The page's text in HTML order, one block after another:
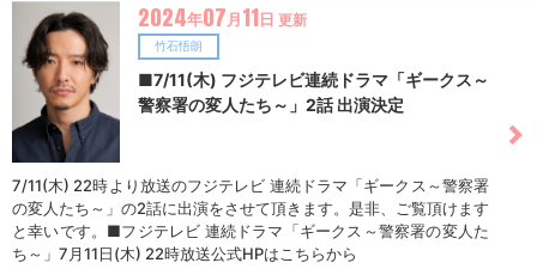
2024年07 月11日 更新
竹石悟朗
■7/11(木) フジテレビ連続ドラマ「ギークス～
警察署の変人たち～」2話 出演決定
7/11(木) 22時より放送のフジテレビ 連続ドラマ「ギークス～警察署
の変人たち～」の2話に出演をさせて頂きます。是非、ご覧頂けます
と幸いです。■フジテレビ 連続ドラマ「ギークス～警察署の変人た
ち～」7月11日(木) 22時放送公式HPはこちらから